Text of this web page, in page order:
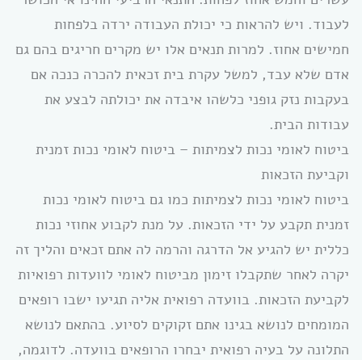
לעבוד. ויש להראות כי יכולת העבודה ירדה בלפחות
חמישים אחוז. למרות תנאים אלו יש מקרים חריגים בהם גם
אדם שלא עבד, למשל עקרת בית זכאית להכרה כנכה אם
בעקבות נזק גופני כלשהו איבדה את יכולתה לבצע את
עבודות הבית.
ביטוח לאומי נכות לצמיתות – ביטוח לאומי נכות זמנית
וקביעת הזכאות
ביטוח לאומי נכות לצמיתות כמו גם ביטוח לאומי נכות
זמנית תקבע על ידי הזכאות. על מנת לקבוע אחוזי נכות
כללית יש להגיע אל הדרגה והרמה לה אתם זכאים והליך זה
יקרה לאחר שתקבלו זימון מביטוח לאומי לוועדות רפואיות
לקביעת הזכאות. בוועדה רפואית אליה תגיעו ישבו רופאים
המומחים לנושא בגינו אתם זקוקים לסיוע. בהתאם לנושא
התלונה על בעיה רפואית יבחרו הרופאים בוועדה. לדוגמה,